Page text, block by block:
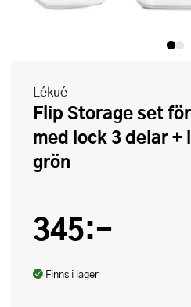
Lékué
Flip Storage set förvaringsburk
med lock 3 delar
grön
345:-
Finns i lager